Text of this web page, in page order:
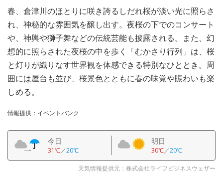
春、倉津川のほとりに咲き誇るしだれ桜が淡い光に照らさ
れ、神秘的な雰囲気を醸し出す。夜桜の下でのコンサート
や、神輿や獅子舞などの伝統芸能も披露される。また、幻
想的に照らされた夜桜の中を歩く「むかさり行列」は、桜
と灯りが織りなす世界観を体感できる特別なひととき。周
囲には屋台も並び、桜景色とともに春の味覚や賑わいも楽
しめる。
情報提供：イベントバンク
今日
31℃／20℃
明日
30℃／20℃
天気情報提供元：株式会社ライフビジネスウェザー